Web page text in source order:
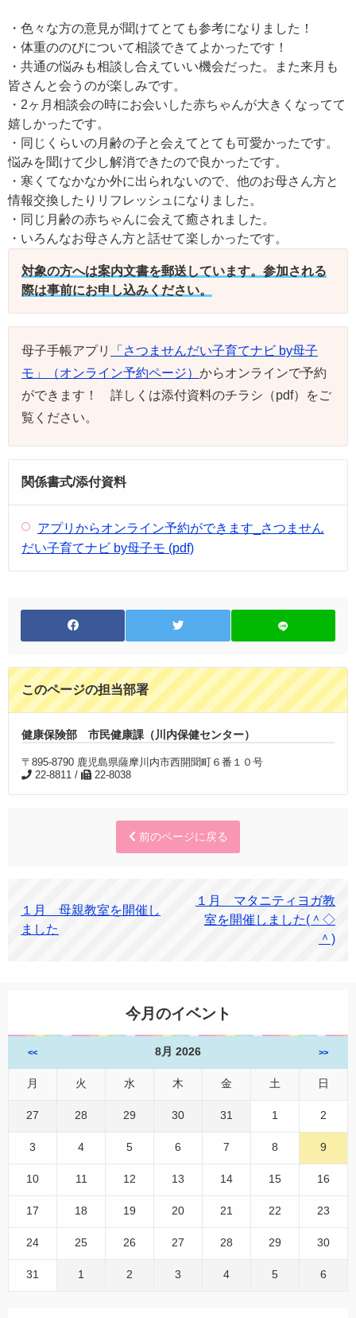
・色々な方の意見が聞けてとても参考になりました！
・体重ののびについて相談できてよかったです！
・共通の悩みも相談し合えていい機会だった。また来月も
皆さんと会うのが楽しみです。
・2ヶ月相談会の時にお会いした赤ちゃんが大きくなってて
嬉しかったです。
・同じくらいの月齢の子と会えてとても可愛かったです。
悩みを聞けて少し解消できたので良かったです。
・寒くてなかなか外に出られないので、他のお母さん方と
情報交換したりリフレッシュになりました。
・同じ月齢の赤ちゃんに会えて癒されました。
・いろんなお母さん方と話せて楽しかったです。
対象の方へは案内文書を郵送しています。参加される
際は事前にお申し込みください。
母子手帳アプリ
「さつませんだい子育てナビ by母子
モ」（オンライン予約ページ） からオンラインで予約
ができます！ 詳しくは添付資料のチラシ（pdf）をご
覧ください。
関係書式/添付資料
アプリからオンライン予約ができます_さつません
だい子育てナビ by母子モ (pdf)
このページの担当部署
健康保険部 市民健康課（川内保健センター）
〒895-8790 鹿児島県薩摩川内市西開聞町６番１０号
22-8811 /
22-8038
前のページに戻る
１月 母親教室を開催し
ました
１月 マタニティヨガ教
室を開催しました(＾◇
＾)
今月のイベント
<< 8月 2026 >>
月 火 水 木 金 土 日
27 28 29 30 31 1 2
3 4 5 6 7 8 9
10 11 12 13 14 15 16
17 18 19 20 21 22 23
24 25 26 27 28 29 30
31 1 2 3 4 5 6